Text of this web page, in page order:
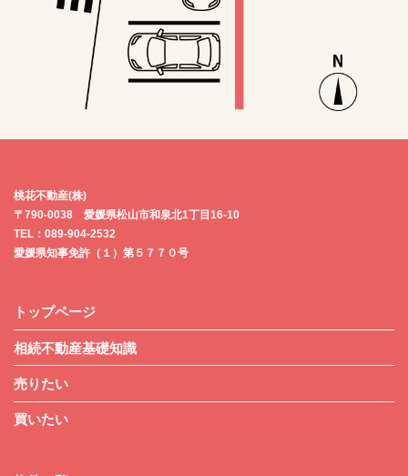
桃花不動産(株)
〒790-0038 愛媛県松山市和泉北1丁目16-10
TEL：089-904-2532
愛媛県知事免許（１）第５７７０号
トップページ
相続不動産基礎知識
売りたい
買いたい